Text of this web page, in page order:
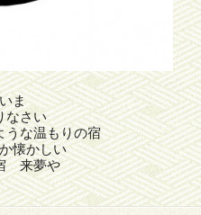
ま
なさい
うな温もりの宿
懐かしい
来夢や